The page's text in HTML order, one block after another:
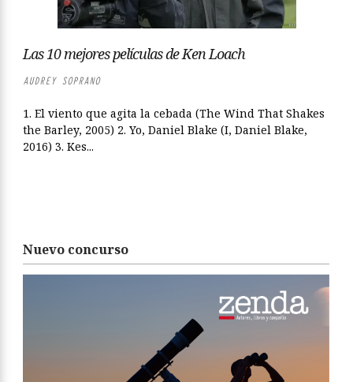
Las 10 mejores películas de Ken Loach
AUDREY SOPRANO
1. El viento que agita la cebada (The Wind That Shakes
the Barley, 2005) 2. Yo, Daniel Blake (I, Daniel Blake,
2016) 3. Kes...
Nuevo concurso